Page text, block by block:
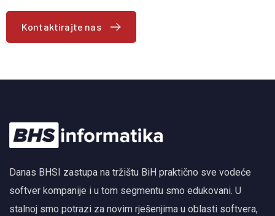
Kontaktirajte nas
Danas BHSI zastupa na tržištu BiH praktično sve vodeće
softver kompanije i u tom segmentu smo edukovani. U
stalnoj smo potrazi za novim rješenjima u oblasti softvera,